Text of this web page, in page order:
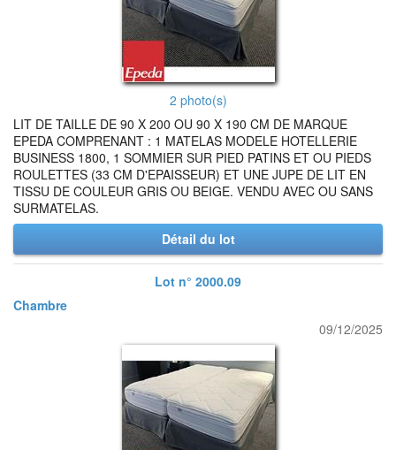
2 photo(s)
LIT DE TAILLE DE 90 X 200 OU 90 X 190 CM DE MARQUE
EPEDA COMPRENANT : 1 MATELAS MODELE HOTELLERIE
BUSINESS 1800, 1 SOMMIER SUR PIED PATINS ET OU PIEDS
ROULETTES (33 CM D'EPAISSEUR) ET UNE JUPE DE LIT EN
TISSU DE COULEUR GRIS OU BEIGE. VENDU AVEC OU SANS
SURMATELAS.
Détail du lot
Lot n° 2000.09
Chambre
09/12/2025